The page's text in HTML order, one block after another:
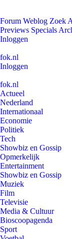
Forum Weblog Zoek
Previews Specials
Inloggen
fok.nl
Inloggen
fok.nl
Actueel
Nederland
Internationaal
Economie
Politiek
Tech
Showbiz en Gossip
Opmerkelijk
Entertainment
Showbiz en Gossip
Muziek
Film
Televisie
Media & Cultuur
Bioscoopagenda
Sport